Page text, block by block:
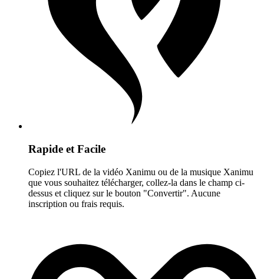
Rapide et Facile
Copiez l'URL de la vidéo Xanimu ou de la musique Xanimu
que vous souhaitez télécharger, collez-la dans le champ ci-
dessus et cliquez sur le bouton "Convertir". Aucune
inscription ou frais requis.